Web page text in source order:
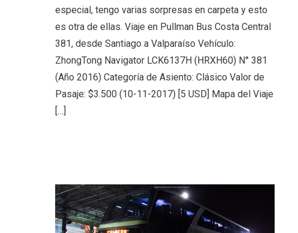
especial, tengo varias sorpresas en carpeta y esto
es otra de ellas. Viaje en Pullman Bus Costa Central
381, desde Santiago a Valparaíso Vehículo:
ZhongTong Navigator LCK6137H (HRXH60) N° 381
(Año 2016) Categoría de Asiento: Clásico Valor de
Pasaje: $3.500 (10-11-2017) [5 USD] Mapa del Viaje
[…]